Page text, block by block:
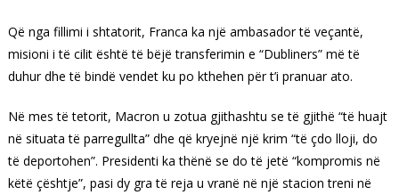
Që nga fillimi i shtatorit, Franca ka një ambasador të veçantë,
misioni i të cilit është të bëjë transferimin e “Dubliners” më të
duhur dhe të bindë vendet ku po kthehen për t’i pranuar ato.
Në mes të tetorit, Macron u zotua gjithashtu se të gjithë “të huajt
në situata të parregullta” dhe që kryejnë një krim “të çdo lloji, do
të deportohen”. Presidenti ka thënë se do të jetë “kompromis në
këtë çështje”, pasi dy gra të reja u vranë në një stacion treni në